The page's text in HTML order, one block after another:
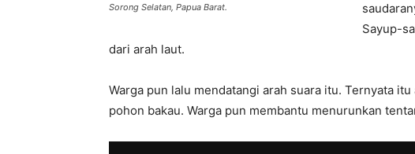
Sorong Selatan, Papua Barat.
Sayup-
dari arah laut.
Warga pun lalu mendatangi arah suara itu. Ternyata
pohon bakau. Warga pun membantu menurunkan